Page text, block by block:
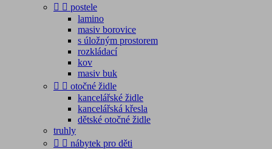
  postele
lamino
masiv borovice
s úložným prostorem
rozkládací
kov
masiv buk
  otočné židle
kancelářské židle
kancelářská křesla
dětské otočné židle
truhly
  nábytek pro děti